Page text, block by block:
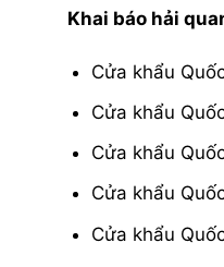
Khai báo hải
Cửa khẩu
Cửa khẩu
Cửa khẩu
Cửa khẩu
Cửa khẩu